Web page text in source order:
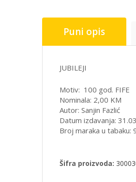
Puni opis
JUBILEJI
Motiv: 100 god. FIFE
Nominala: 2,00 KM
Autor: Sanjin Fazlić
Datum izdavanja:
Broj maraka u tabaku:
Šifra proizvoda: